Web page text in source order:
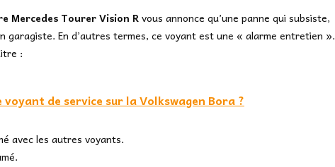
Mercedes Tourer Vision Rvous annonce qu’une panne qui subsiste,
garagiste. En d’autres termes, ce voyant est une « alarme entretien ».
:
de service sur la Volkswagen Bora ?
avec les autres voyants.